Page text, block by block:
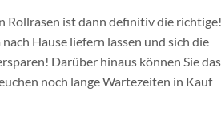
Rollrasen ist dann definitiv die richtige!
Hause liefern lassen und sich die
Darüber hinaus können Sie das
noch lange Wartezeiten in Kauf